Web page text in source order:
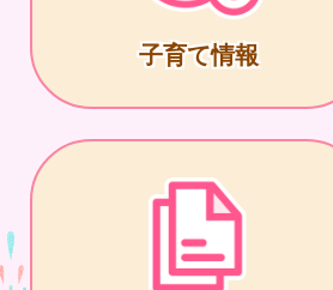
子育て情報